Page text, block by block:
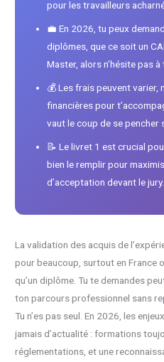
pour les travailleurs
💼 En 2026, tu peux
diplômes, que ce soit un
Master, alors n’hésite pas
💰 Les frais peuvent varier,
financières pour
vaut le coup de se pencher
📝 Le livret 1 est crucial
bien le remplir pour
d’acceptation devant le jury.
La validation des acquis de
pour beaucoup, surtout en France
qu’un diplôme. Tu te demandes
ton parcours professionnel sans
Tu n’es pas seul. En 2026, les
jamais d’actualité : formations
réglementations, et une